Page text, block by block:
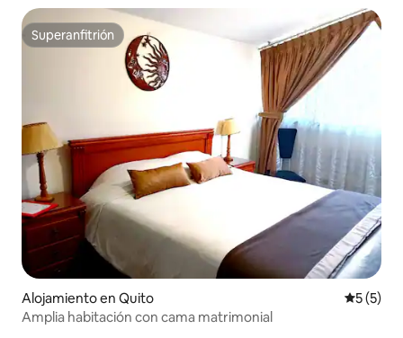
Superanfitrión
Superanfitrión
Alojamiento en Quito
5 (5)
Amplia habitación con cama matrimonial